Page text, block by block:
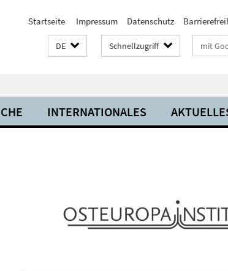
Startseite Impressum Datenschutz
DE Schnellzugriff
INTERNATIONALES